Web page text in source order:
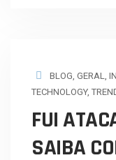
BLOG, GERAL,
TECHNOLOGY,
FUI
SAIBA